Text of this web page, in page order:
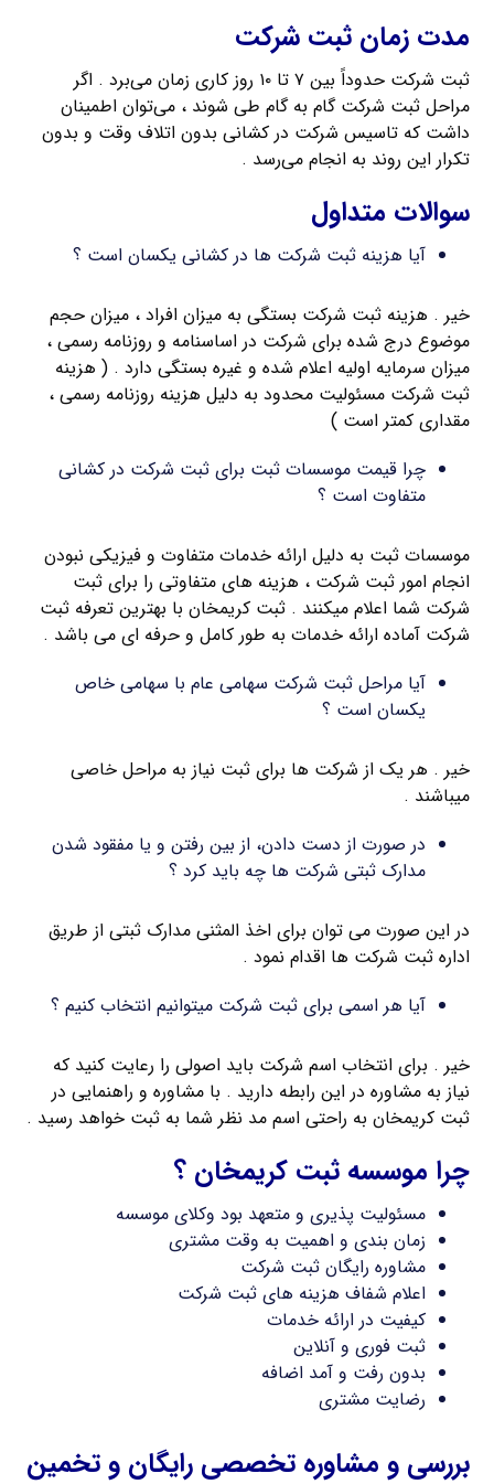
مدت زمان ثبت شرکت
ثبت شرکت حدوداً بین ۷ تا ۱۰ روز کاری زمان می‌برد . اگر
مراحل ثبت شرکت گام به گام طی شوند ، می‌توان اطمینان
داشت که تاسیس شرکت در کشانی بدون اتلاف وقت و بدون
تکرار این روند به انجام می‌رسد .
سوالات متداول
آیا هزینه ثبت شرکت ها در کشانی یکسان است ؟
خیر . هزینه ثبت شرکت بستگی به میزان افراد ، میزان حجم
موضوع درج شده برای شرکت در اساسنامه و روزنامه رسمی ،
میزان سرمایه اولیه اعلام شده و غیره بستگی دارد . ( هزینه
ثبت شرکت مسئولیت محدود به دلیل هزینه روزنامه رسمی ،
مقداری کمتر است )
چرا قیمت موسسات ثبت برای ثبت شرکت در کشانی
متفاوت است ؟
موسسات ثبت به دلیل ارائه خدمات متفاوت و فیزیکی نبودن
انجام امور ثبت شرکت ، هزینه های متفاوتی را برای ثبت
شرکت شما اعلام میکنند . ثبت کریمخان با بهترین تعرفه ثبت
شرکت آماده ارائه خدمات به طور کامل و حرفه ای می باشد .
آیا مراحل ثبت شرکت سهامی عام با سهامی خاص
یکسان است ؟
خیر . هر یک از شرکت ها برای ثبت نیاز به مراحل خاصی
میباشند .
در صورت از دست دادن، از بین رفتن و یا مفقود شدن
مدارک ثبتی شرکت ها چه باید کرد ؟
در این صورت می توان برای اخذ المثنی مدارک ثبتی از طریق
اداره ثبت شرکت ها اقدام نمود .
آیا هر اسمی برای ثبت شرکت میتوانیم انتخاب کنیم ؟
خیر . برای انتخاب اسم شرکت باید اصولی را رعایت کنید که
نیاز به مشاوره در این رابطه دارید . با مشاوره و راهنمایی در
ثبت کریمخان به راحتی اسم مد نظر شما به ثبت خواهد رسید .
چرا موسسه ثبت کریمخان ؟
مسئولیت پذیری و متعهد بود وکلای موسسه
زمان بندی و اهمیت به وقت مشتری
مشاوره رایگان ثبت شرکت
اعلام شفاف هزینه های ثبت شرکت
کیفیت در ارائه خدمات
ثبت فوری و آنلاین
بدون رفت و آمد اضافه
رضایت مشتری
بررسی و مشاوره تخصصی رایگان و تخمین